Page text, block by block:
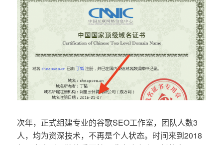
次年，正式组建专业的谷歌SEO工作室，团队人数3
人，均为资深技术，不再是个人状态。时间来到2018